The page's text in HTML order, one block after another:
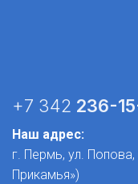
+7 342 236-
Наш адрес:
г. Пермь, ул.
Прикамья»)